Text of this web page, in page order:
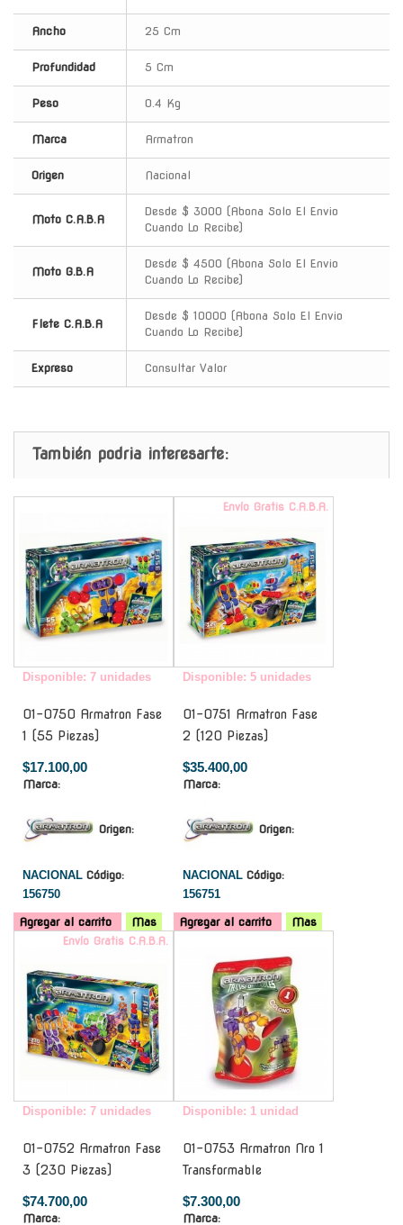
Ancho 25 Cm
Profundidad 5 Cm
Peso 0.4 Kg
Marca Armatron
Origen Nacional
Moto C.A.B.A
Desde $ 3000 (Abona Solo El Envio
Cuando Lo Recibe)
Moto G.B.A
Desde $ 4500 (Abona Solo El Envio
Cuando Lo Recibe)
Flete C.A.B.A
Desde $ 10000 (Abona Solo El Envio
Cuando Lo Recibe)
Expreso Consultar Valor
También podria interesarte:
Disponible: 7 unidades
01-0750 Armatron Fase
1 (55 Piezas)
$17.100,00
Marca:
Origen:
NACIONAL Código:
156750
Agregar al carrito Mas
Envío Gratis C.A.B.A.
Disponible: 5 unidades
01-0751 Armatron Fase
2 (120 Piezas)
$35.400,00
Marca:
Origen:
NACIONAL Código:
156751
Agregar al carrito
Mas
Envío Gratis C.A.B.A.
Disponible: 7 unidades
01-0752 Armatron Fase
3 (230 Piezas)
$74.700,00
Marca:
Disponible: 1 unidad
01-0753 Armatron Nro 1
Transformable
$7.300,00
Marca: